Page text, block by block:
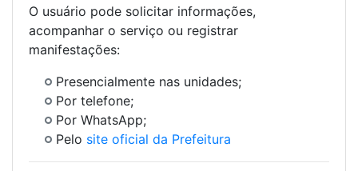
O usuário pode solicitar informações,
acompanhar o serviço ou registrar
manifestações:
Presencialmente nas unidades;
Por telefone;
Por WhatsApp;
Pelo site oficial da Prefeitura